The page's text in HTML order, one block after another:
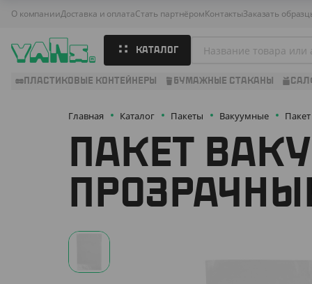
О компанииДоставка и оплатаСтать партнёромКонтактыЗаказать
КАТАЛОГ
ПЛАСТИКОВЫЕ КОНТЕЙНЕРЫ БУМАЖНЫЕ СТАКАНЫ
Главная Каталог Пакеты Вакуумные
ПАКЕТ